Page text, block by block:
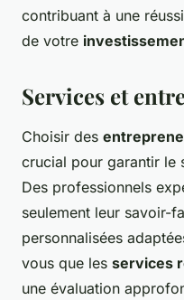
contribuant à une
de votre
Services et
Choisir des
crucial pour garantir le
Des professionnels
seulement leur savoir-
personnalisées
vous que les services
une évaluation